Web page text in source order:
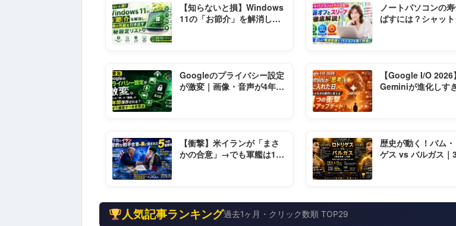
【知らないと損】Windows
11の「お節介」を解消し、
ノートパソコンの
ばすには？シャッ
Googleのプライバシー設定
が激変｜画像・音声が4年間
【Google I/O 2026】
Geminiが進化しす
【衝撃】米イランが「まさ
かの合意」→でも軍艦は1ミ
歴史が動く！バム
ゲス vs バルガス｜
人気記事ランキング過去1ヶ月・クリック数順 TOP29